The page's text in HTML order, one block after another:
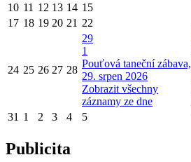
10 11 12 13 14 15
17 18 19 20 21 22
24 25 26 27 28
29
1
Pouťová taneční zábava,
29. srpen 2026
Zobrazit všechny
záznamy ze dne
31 1 2 3 4 5
Publicita